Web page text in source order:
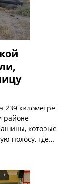
239 километре
районе
которые
полосу, где